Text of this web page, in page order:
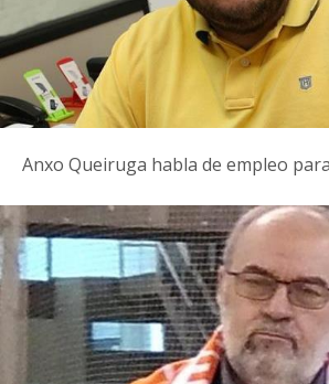
Anxo Queiruga habla de empleo